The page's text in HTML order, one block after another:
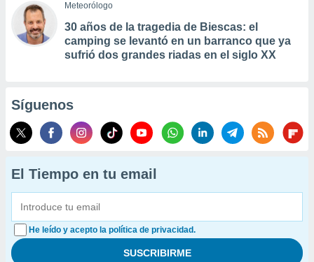
Meteorólogo
30 años de la tragedia de Biescas: el
camping se levantó en un barranco que ya
sufrió dos grandes riadas en el siglo XX
Síguenos
El Tiempo en tu email
He leído y acepto la política de privacidad.